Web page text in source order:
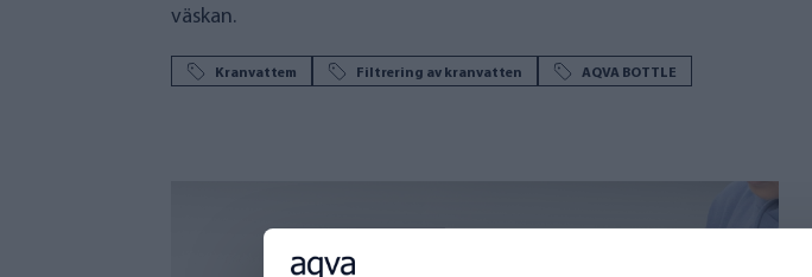
väskan.
Kranvattem Filtrering av kranvatten AQVA BOTTLE